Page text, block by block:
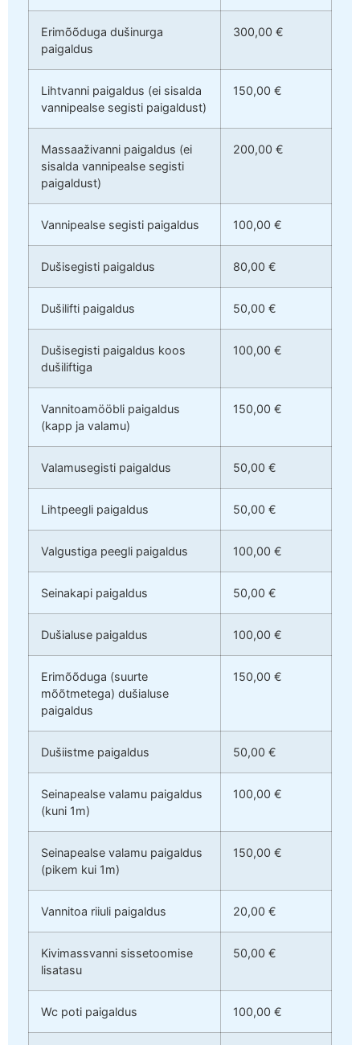
Erimõõduga dušinurga
paigaldus
300,00 €
Lihtvanni paigaldus (ei sisalda
vannipealse segisti paigaldust)
150,00 €
Massaaživanni paigaldus (ei
sisalda vannipealse segisti
paigaldust)
200,00 €
Vannipealse segisti paigaldus 100,00 €
Dušisegisti paigaldus 80,00 €
Dušilifti paigaldus 50,00 €
Dušisegisti paigaldus koos
dušiliftiga
100,00 €
Vannitoamööbli paigaldus
(kapp ja valamu)
150,00 €
Valamusegisti paigaldus 50,00 €
Lihtpeegli paigaldus 50,00 €
Valgustiga peegli paigaldus 100,00 €
Seinakapi paigaldus 50,00 €
Dušialuse paigaldus 100,00 €
Erimõõduga (suurte
mõõtmetega) dušialuse
paigaldus
150,00 €
Dušiistme paigaldus 50,00 €
Seinapealse valamu paigaldus
(kuni 1m)
100,00 €
Seinapealse valamu paigaldus
(pikem kui 1m)
150,00 €
Vannitoa riiuli paigaldus 20,00 €
Kivimassvanni sissetoomise
lisatasu
50,00 €
Wc poti paigaldus 100,00 €